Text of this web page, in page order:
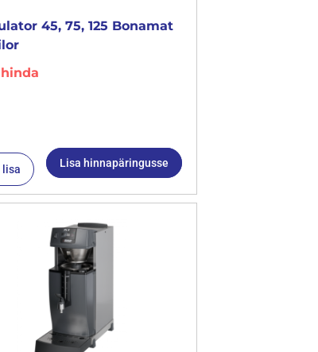
45, 75, 125 Bonamat
lisa Lisa hinnapäringusse